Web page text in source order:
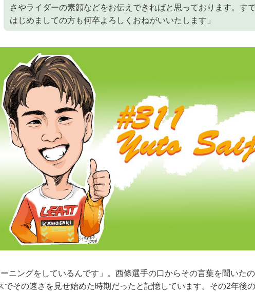
さやライダーの素顔などをお伝えできればと思っております。す
はじめましての方も何卒よろしくおねがいいたします」
ーニングをしているんです」。西條選手の口からその言葉を聞いた
でその速さを見せ始めた時期だったと記憶しています。その2年後